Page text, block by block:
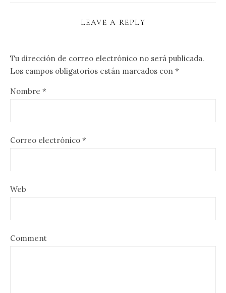
LEAVE A REPLY
Tu dirección de correo electrónico no será publicada.
Los campos obligatorios están marcados con *
Nombre *
Correo electrónico *
Web
Comment